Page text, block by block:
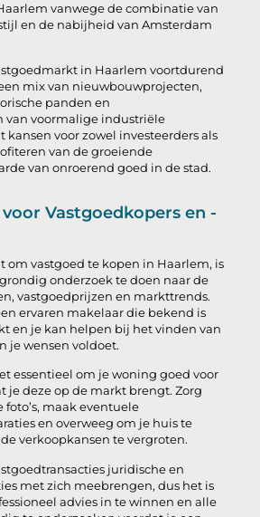
vanwege de combinatie van
en de nabijheid van Amsterdam
in Haarlem voortdurend
mix van nieuwbouwprojecten,
panden en
van voormalige industriële
voor zowel investeerders als
van de groeiende
van onroerend goed in de stad.
voor Vastgoedkopers en -
om vastgoed te kopen in Haarlem, is
onderzoek te doen naar de
vastgoedprijzen en markttrends.
ervaren makelaar die bekend is
en je kan helpen bij het vinden van
je wensen voldoet.
essentieel om je woning goed voor
je deze op de markt brengt. Zorg
maak eventuele
en overweeg om je huis te
verkoopkansen te vergroten.
juridische en
met zich meebrengen, dus het is
advies in te winnen en alle